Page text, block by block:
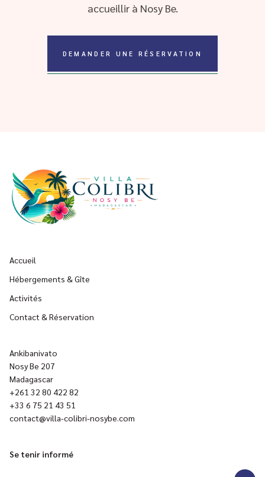
accueillir à Nosy Be.
DEMANDER UNE RÉSERVATION
Accueil
Hébergements & Gîte
Activités
Contact & Réservation
Ankibanivato
Nosy Be 207
Madagascar
+261 32 80 422 82
+33 6 75 21 43 51
contact@villa-colibri-nosybe.com
Se tenir informé